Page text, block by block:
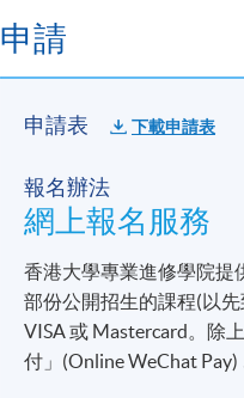
申請
申請表 下載申請表
報名辦法
網上報名服務
香港大學專業進修學院提
部份公開招生的課程(以
VISA 或 Mastercard。除
付」(Online WeChat Pay)